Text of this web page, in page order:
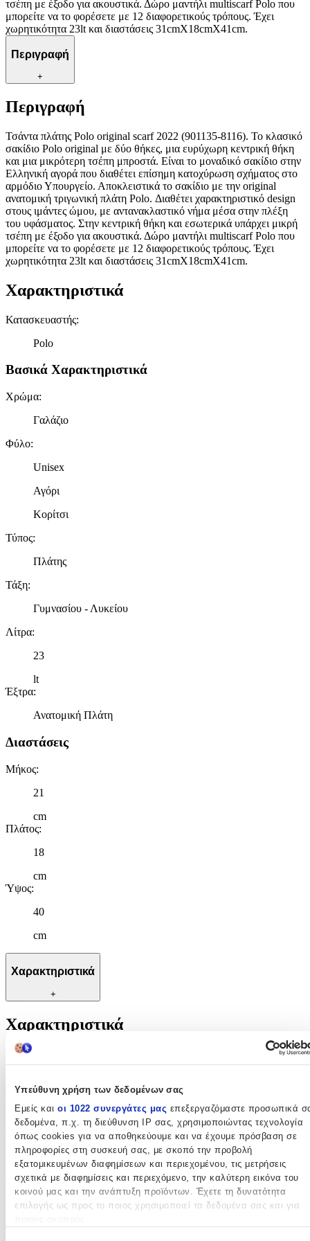
Υπεύθυνη χρήση των δεδομένων σας
Εμείς και οι 1022 συνεργάτες μας επεξεργαζόμαστε προσωπικά
δεδομένα, π.χ. τη διεύθυνση IP σας, χρησιμοποιώντας τεχνολογία
όπως cookies για να αποθηκεύουμε και να έχουμε πρόσβαση σε
πληροφορίες στη συσκευή σας, με σκοπό την προβολή
εξατομικευμένων διαφημίσεων και περιεχομένου, τις μετρήσεις
σχετικά με διαφημίσεις και περιεχόμενο, την καλύτερη εικόνα του
κοινού μας και την ανάπτυξη προϊόντων. Έχετε τη δυνατότητα
επιλογής ως προς το ποιος χρησιμοποιεί τα δεδομένα σας και για
τσέπη με έξοδο για ακουστικά. Δώρο μαντήλι multiscarf Polo που
μπορείτε να το φορέσετε με 12 διαφορετικούς τρόπους. Έχει
χωρητικότητα 23lt και διαστάσεις 31cmX18cmX41cm.
Περιγραφή
+
Περιγραφή
Τσάντα πλάτης Polo original scarf 2022 (901135-8116). Το κλασικό
σακίδιο Polo original με δύο θήκες, μια ευρύχωρη κεντρική θήκη
και μια μικρότερη τσέπη μπροστά. Είναι τo μοναδικό σακίδιο στην
Ελληνική αγορά που διαθέτει επίσημη κατοχύρωση σχήματος στο
αρμόδιο Υπουργείο. Αποκλειστικά το σακίδιο με την original
ανατομική τριγωνική πλάτη Polo. Διαθέτει χαρακτηριστικό design
στους ιμάντες ώμου, με αντανακλαστικό νήμα μέσα στην πλέξη
του υφάσματος. Στην κεντρική θήκη και εσωτερικά υπάρχει μικρή
τσέπη με έξοδο για ακουστικά. Δώρο μαντήλι multiscarf Polo που
μπορείτε να το φορέσετε με 12 διαφορετικούς τρόπους. Έχει
χωρητικότητα 23lt και διαστάσεις 31cmX18cmX41cm.
Χαρακτηριστικά
Κατασκευαστής:
Polo
Βασικά Χαρακτηριστικά
Χρώμα:
Γαλάζιο
Φύλο:
Unisex
Αγόρι
Κορίτσι
Τύπος:
Πλάτης
Τάξη:
Γυμνασίου - Λυκείου
Λίτρα:
23
lt
Έξτρα:
Ανατομική Πλάτη
Διαστάσεις
Μήκος:
21
cm
Πλάτος:
18
cm
Ύψος:
40
cm
Χαρακτηριστικά
+
Χαρακτηριστικά
Κατασκευαστής
Βασικά Χαρακτηριστικά
Χρώμα
Γαλάζιο
Φύλο:
Unisex
Αγόρι